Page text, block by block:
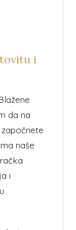
i
da na
naše
i